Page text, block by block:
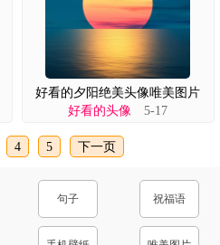
好看的夕阳绝美头像唯美图片
好看的头像 5-17
4 5 下一页
句子 祝福语